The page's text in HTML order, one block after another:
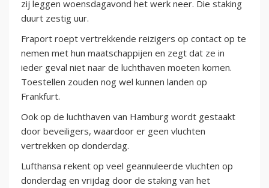
zij leggen woensdagavond het werk neer. Die staking
duurt zestig uur.
Fraport roept vertrekkende reizigers op contact op te
nemen met hun maatschappijen en zegt dat ze in
ieder geval niet naar de luchthaven moeten komen.
Toestellen zouden nog wel kunnen landen op
Frankfurt.
Ook op de luchthaven van Hamburg wordt gestaakt
door beveiligers, waardoor er geen vluchten
vertrekken op donderdag.
Lufthansa rekent op veel geannuleerde vluchten op
donderdag en vrijdag door de staking van het